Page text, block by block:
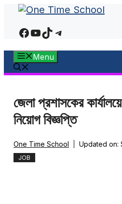
Skip
content
Facebook
YouTube
TikTokTelegram
Menu
জেলা প্রশাসকের
নিয়োগ বিজ্ঞপ্তি
One Time School Updated on:
JOB